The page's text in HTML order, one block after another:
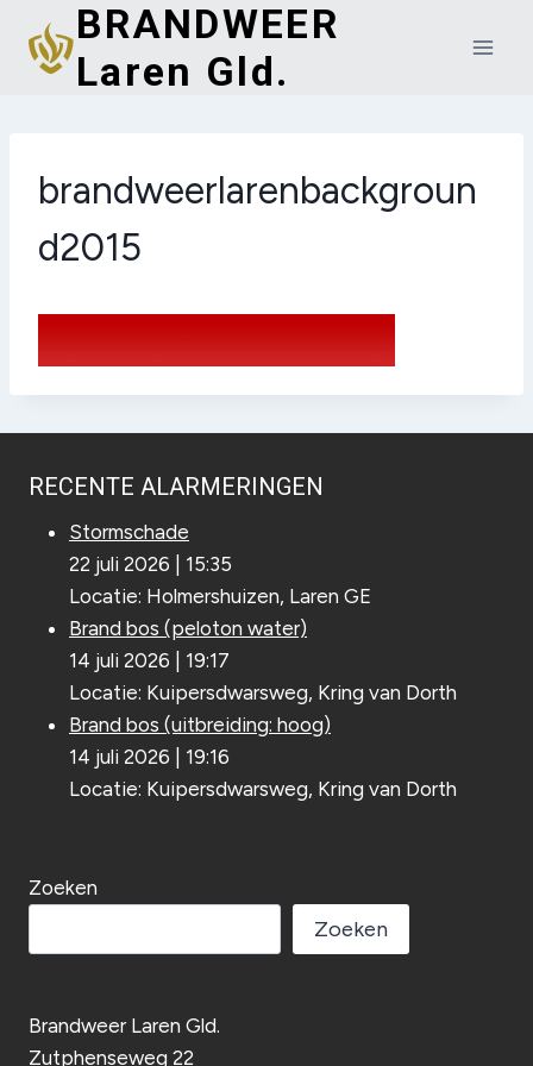
Doorgaan
naar
inhoud
BRANDWEER
Laren Gld.
brandweerlarenbackgroun
d2015
RECENTE ALARMERINGEN
Stormschade
22 juli 2026
15:35
Locatie: Holmershuizen, Laren GE
Brand bos (peloton water)
14 juli 2026
19:17
Locatie: Kuipersdwarsweg, Kring van Dorth
Brand bos (uitbreiding: hoog)
14 juli 2026
19:16
Locatie: Kuipersdwarsweg, Kring van Dorth
Zoeken
Zoeken
Brandweer Laren Gld.
Zutphenseweg 22